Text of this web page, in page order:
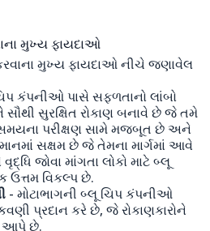
મુખ્ય ફાયદાઓ
મુખ્ય ફાયદાઓ નીચે જણાવેલ
કંપનીઓ પાસે સફળતાનો લાંબો
સુરક્ષિત રોકાણ બનાવે છે જે તમે
પરીક્ષણ સામે મજબૂત છે અને
સક્ષમ છે જે તેમના માર્ગમાં આવે
જોવા માંગતા લોકો માટે બ્લૂ
ઉત્તમ વિકલ્પ છે.
- મોટાભાગની બ્લૂ ચિપ કંપનીઓ
પ્રદાન કરે છે, જે રોકાણકારોને
આપે છે.